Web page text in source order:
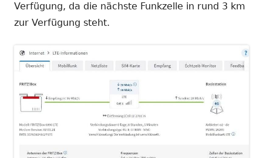
Verfügung, da die nächste Funkzelle in rund 3 km
zur Verfügung steht.